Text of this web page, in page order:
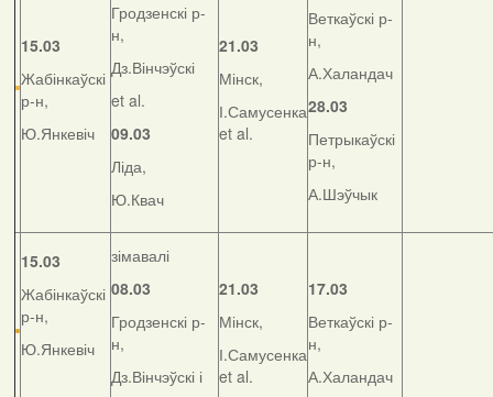
15.03
Жабінкаўскі
р-н,
Ю.Янкевіч
Гродзенскі р-
н,
Дз.Вінчэўскі
et al.
09.03
Ліда,
Ю.Квач
21.03
Мінск,
І.Самусенка
et al.
Веткаўскі р-
н,
А.Халандач
28.03
Петрыкаўскі
р-н,
А.Шэўчык
15.03
Жабінкаўскі
р-н,
Ю.Янкевіч
зімавалі
08.03
Гродзенскі р-
н,
Дз.Вінчэўскі і
21.03
Мінск,
І.Самусенка
et al.
17.03
Веткаўскі р-
н,
А.Халандач